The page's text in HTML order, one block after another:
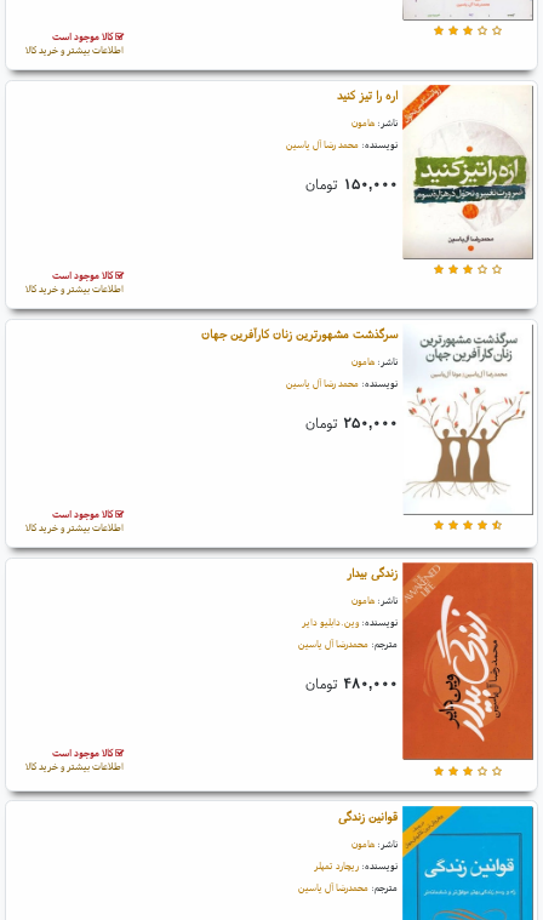
کالا موجود است
اطلاعات بیشتر و خرید کالا
اره را تیز کنید
ناشر: هامون
نویسنده: محمد رضا آل یاسین
۱۵۰,۰۰۰ تومان
کالا موجود است
اطلاعات بیشتر و خرید کالا
سرگذشت مشهورترین زنان کارآفرین جهان
ناشر: هامون
نویسنده: محمد رضا آل یاسین
۲۵۰,۰۰۰ تومان
کالا موجود است
اطلاعات بیشتر و خرید کالا
زندگی بیدار
ناشر: هامون
نویسنده: وین.دابلیو دایر
مترجم: محمدرضا آل یاسین
۴۸۰,۰۰۰ تومان
کالا موجود است
اطلاعات بیشتر و خرید کالا
قوانین زندگی
ناشر: هامون
نویسنده: ریچارد تمپلر
مترجم: محمدرضا آل یاسین